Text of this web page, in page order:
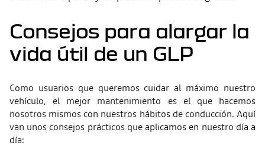
Consejos para alargar la
vida útil de un GLP
Como usuarios que queremos cuidar al máximo nuestro
vehículo, el mejor mantenimiento es el que hacemos
nosotros mismos con nuestros hábitos de conducción. Aquí
van unos consejos prácticos que aplicamos en nuestro día a
día: